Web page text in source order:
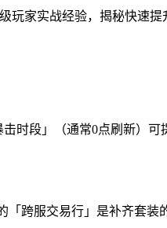
玩家实战经验，揭秘快速提
时段」（通常0点刷新）可
跨服交易行」是补齐套装